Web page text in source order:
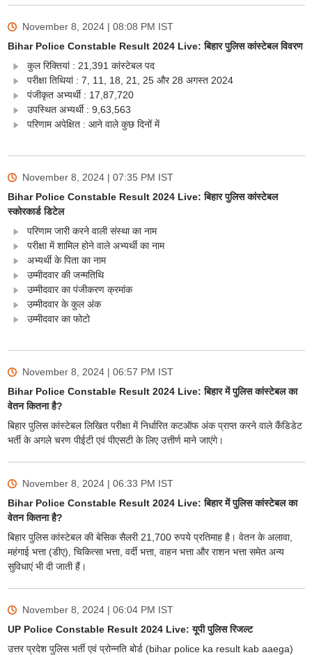
November 8, 2024 | 08:08 PM IST
Bihar Police Constable Result 2024 Live: बिहार पुलिस कांस्टेबल विवरण
कुल रिक्तियां : 21,391 कांस्टेबल पद
परीक्षा तिथियां : 7, 11, 18, 21, 25 और 28 अगस्त 2024
पंजीकृत अभ्यर्थी : 17,87,720
उपस्थित अभ्यर्थी : 9,63,563
परिणाम अपेक्षित : आने वाले कुछ दिनों में
November 8, 2024 | 07:35 PM IST
Bihar Police Constable Result 2024 Live: बिहार पुलिस कांस्टेबल
स्कोरकार्ड डिटेल
परिणाम जारी करने वाली संस्था का नाम
परीक्षा में शामिल होने वाले अभ्यर्थी का नाम
अभ्यर्थी के पिता का नाम
उम्मीदवार की जन्मतिथि
उम्मीदवार का पंजीकरण क्रमांक
उम्मीदवार के कुल अंक
उम्मीदवार का फोटो
November 8, 2024 | 06:57 PM IST
Bihar Police Constable Result 2024 Live: बिहार में पुलिस कांस्टेबल का
वेतन कितना है?
बिहार पुलिस कांस्टेबल लिखित परीक्षा में निर्धारित कटऑफ अंक प्राप्त करने वाले कैंडिडेट
भर्ती के अगले चरण पीईटी एवं पीएसटी के लिए उत्तीर्ण माने जाएंगे।
November 8, 2024 | 06:33 PM IST
Bihar Police Constable Result 2024 Live: बिहार में पुलिस कांस्टेबल का
वेतन कितना है?
बिहार पुलिस कांस्टेबल की बेसिक सैलरी 21,700 रुपये प्रतिमाह है। वेतन के अलावा,
महंगाई भत्ता (डीए), चिकित्सा भत्ता, वर्दी भत्ता, वाहन भत्ता और राशन भत्ता समेत अन्य
सुविधाएं भी दी जाती हैं।
November 8, 2024 | 06:04 PM IST
UP Police Constable Result 2024 Live: यूपी पुलिस रिजल्ट
उत्तर प्रदेश पुलिस भर्ती एवं प्रोन्नति बोर्ड (bihar police ka result kab aaega)